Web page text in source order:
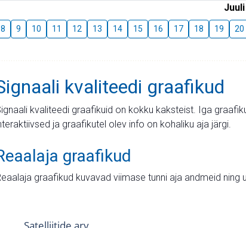
Juuli
8 9 10 11 12 13 14 15 16 17 18 19 20
kvaliteedi graafikud
kvaliteedi graafikuid on kokku kaksteist. Iga
ja graafikutel olev info on kohaliku aja järgi.
graafikud
graafikud kuvavad viimase tunni aja andmeid ning